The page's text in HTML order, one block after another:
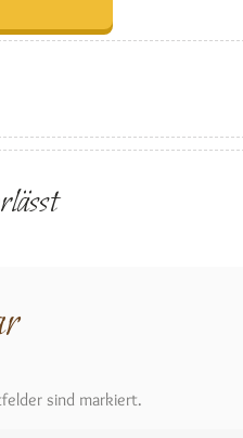
sind markiert.